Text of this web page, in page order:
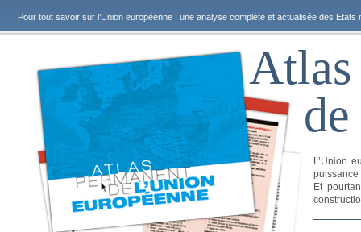
Pour tout savoir sur l’Union européenne : une analyse complète et actualisée des
Atlas
L’Union
Et